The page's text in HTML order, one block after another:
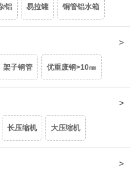
95、663（乘品位） 机铜
铝 易拉罐 铜管铝水箱
白料 5083白料 7系白料
摩托车轮毂 机械生铝
架子钢管 优重废钢>10㎜
料<0.8mm 钢丝绳
长压缩机 大压缩机